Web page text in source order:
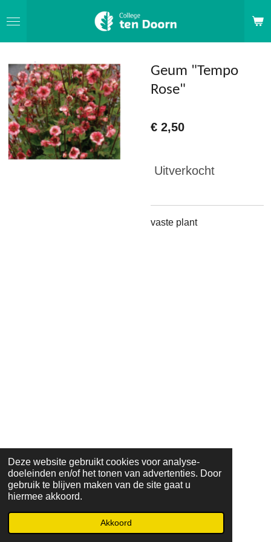
Deze website gebruikt cookies voor analyse-
doeleinden en/of het tonen van advertenties. Door
gebruik te blijven maken van de site gaat u
hiermee akkoord.
Akkoord
direct
naar
hoofdinhoud
Geum "Tempo
Rose"
€ 2,50
Uitverkocht
vaste plant
Powered by